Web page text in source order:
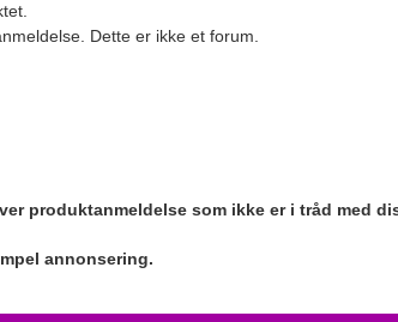
Dette er ikke et forum.
produktanmeldelse som ikke er i tråd med
annonsering.